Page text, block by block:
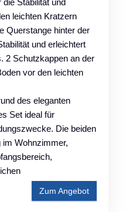
leichten Kratzern
Querstange hinter der
und erleichtert
2 Schutzkappen an der
vor den leichten
des eleganten
Set ideal für
Die beiden
im Wohnzimmer,
Zum Angebot